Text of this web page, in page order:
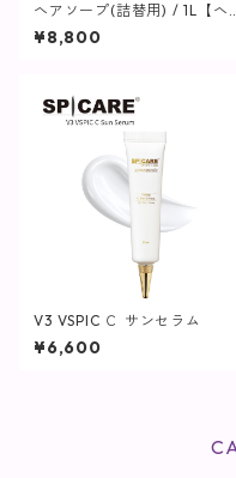
ヘアソープ(詰替用) / 1L【ヘ
ア・ボディ】
¥8,800
V3 VSPIC Ｃ サンセラム
¥6,600